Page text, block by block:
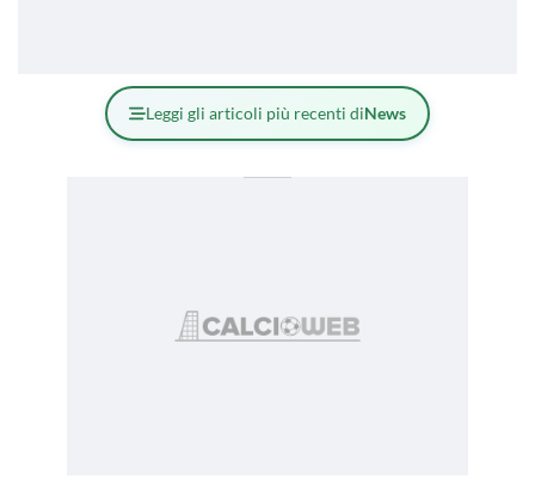
Leggi gli articoli più recenti diNews